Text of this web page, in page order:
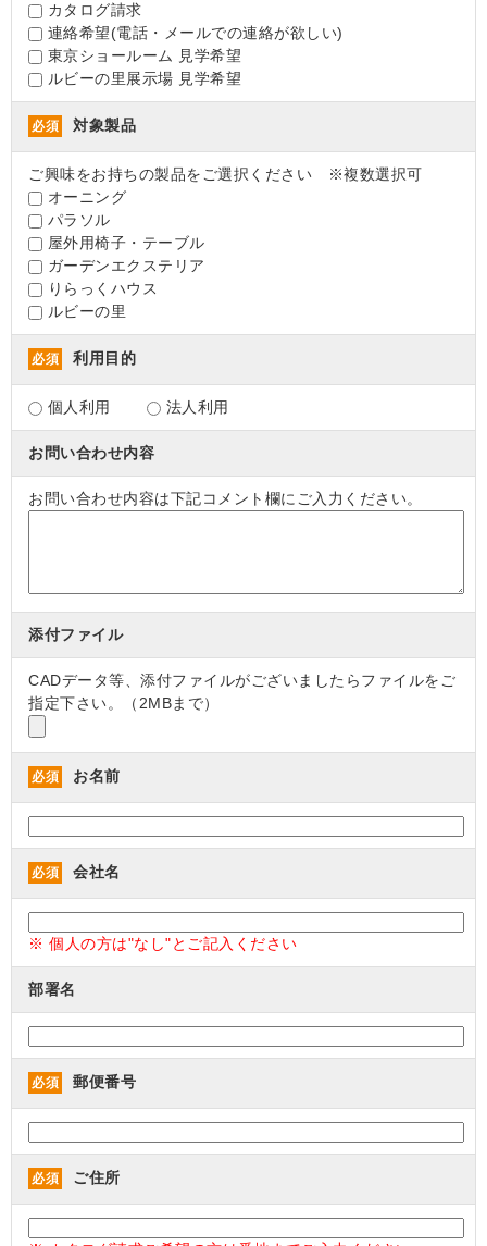
カタログ請求
連絡希望(電話・メールでの連絡が欲しい)
東京ショールーム 見学希望
ルビーの里展示場 見学希望
必須 対象製品
ご興味をお持ちの製品をご選択ください ※複数選択可
オーニング
パラソル
屋外用椅子・テーブル
ガーデンエクステリア
りらっくハウス
ルビーの里
必須 利用目的
個人利用 法人利用
お問い合わせ内容
お問い合わせ内容は下記コメント欄にご入力ください。
添付ファイル
CADデータ等、添付ファイルがございましたらファイルをご
指定下さい。（2MBまで）
必須 お名前
必須 会社名
※ 個人の方は"なし"とご記入ください
部署名
必須 郵便番号
必須 ご住所